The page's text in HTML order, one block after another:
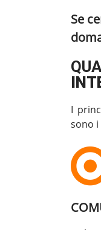
Se
I
sono i